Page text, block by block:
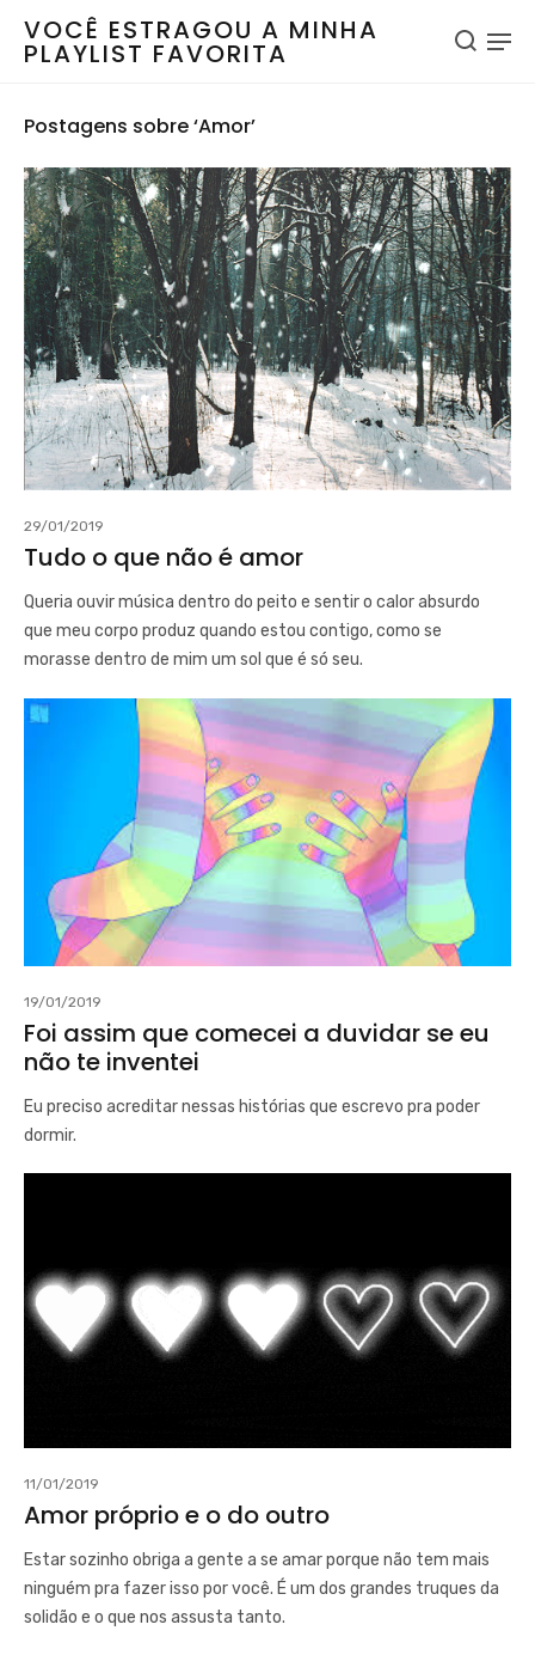
VOCÊ ESTRAGOU A MINHA
PLAYLIST FAVORITA
Postagens sobre ‘Amor’
29/01/2019
Tudo o que não é amor
Queria ouvir música dentro do peito e sentir o calor absurdo
que meu corpo produz quando estou contigo, como se
morasse dentro de mim um sol que é só seu.
19/01/2019
Foi assim que comecei a duvidar se eu
não te inventei
Eu preciso acreditar nessas histórias que escrevo pra poder
dormir.
11/01/2019
Amor próprio e o do outro
Estar sozinho obriga a gente a se amar porque não tem mais
ninguém pra fazer isso por você. É um dos grandes truques da
solidão e o que nos assusta tanto.